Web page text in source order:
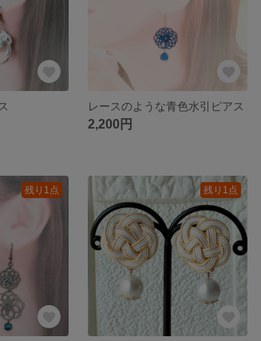
レースのような青色水引ピアス
2,200円
残り1点 残り1点